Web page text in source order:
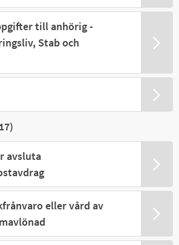
till anhörig -
Stab och
17)
avsluta
eller vård av